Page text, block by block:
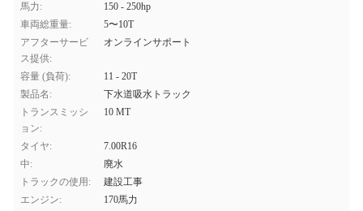
馬力:
150 - 250hp
車両総重量:
5〜10T
アフターサービ
ス提供:
オンラインサポート
容量 (負荷):
11 - 20T
製品名:
下水道吸水トラック
トランスミッシ
ョン:
10 MT
タイヤ:
7.00R16
中:
廃水
トラックの使用:
建設工事
エンジン:
170馬力